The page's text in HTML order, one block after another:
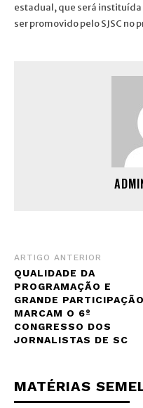
estadual, que será
ser promovido pelo SJSC no
ARTIGO ANTERIOR
QUALIDADE DA
PROGRAMAÇÃO E
GRANDE PARTICIPAÇÃO
MARCAM O 6º
CONGRESSO DOS
JORNALISTAS DE SC
MATÉRIAS